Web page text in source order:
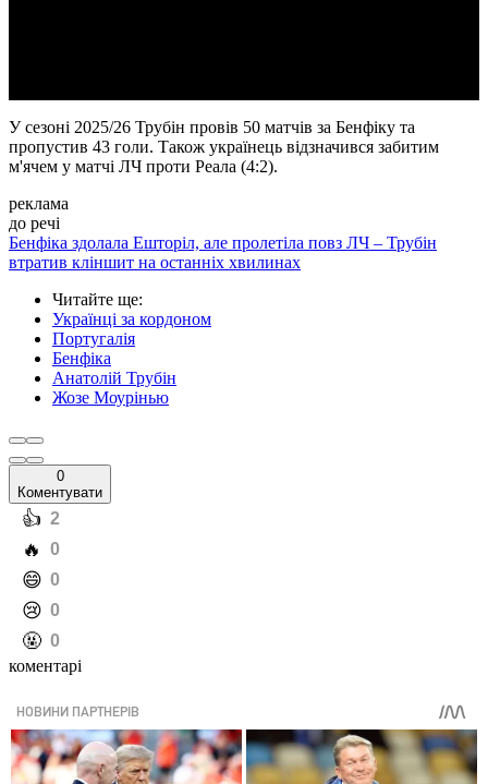
У сезоні 2025/26 Трубін провів 50 матчів за Бенфіку та
пропустив 43 голи. Також українець відзначився забитим
м'ячем у матчі ЛЧ проти Реала (4:2).
реклама
до речі
Бенфіка здолала Ешторіл, але пролетіла повз ЛЧ – Трубін
втратив кліншит на останніх хвилинах
Читайте ще:
Українці за кордоном
Португалія
Бенфіка
Анатолій Трубін
Жозе Моурінью
0
Коментувати
️👍 2
️🔥 0
️😄 0
️😢 0
️🤬 0
коментарі